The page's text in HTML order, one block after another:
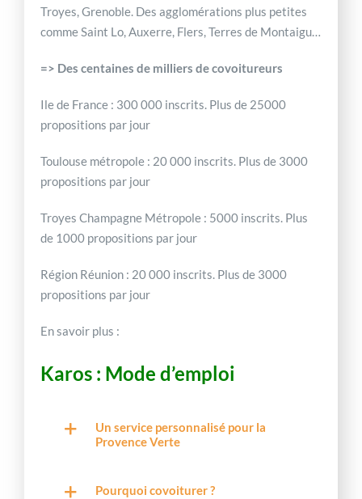
Troyes, Grenoble. Des agglomérations plus petites
comme Saint Lo, Auxerre, Flers, Terres de Montaigu…
=> Des centaines de milliers de covoitureurs
Ile de France : 300 000 inscrits. Plus de 25000
propositions par jour
Toulouse métropole : 20 000 inscrits. Plus de 3000
propositions par jour
Troyes Champagne Métropole : 5000 inscrits. Plus
de 1000 propositions par jour
Région Réunion : 20 000 inscrits. Plus de 3000
propositions par jour
En savoir plus :
Karos : Mode d’emploi
Un service personnalisé pour la
Provence Verte
Pourquoi covoiturer ?